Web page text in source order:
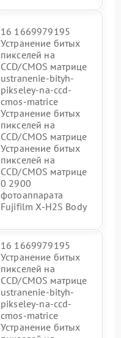
16 1669979195
Устранение битых
пикселей на
CCD/CMOS матрице
ustranenie-bityh-
pikseley-na-ccd-
cmos-matrice
Устранение битых
пикселей на
CCD/CMOS матрице
Устранение битых
пикселей на
CCD/CMOS матрице
0 2900
фотоаппарата
Fujifilm X-H2S Body
16 1669979195
Устранение битых
пикселей на
CCD/CMOS матрице
ustranenie-bityh-
pikseley-na-ccd-
cmos-matrice
Устранение битых